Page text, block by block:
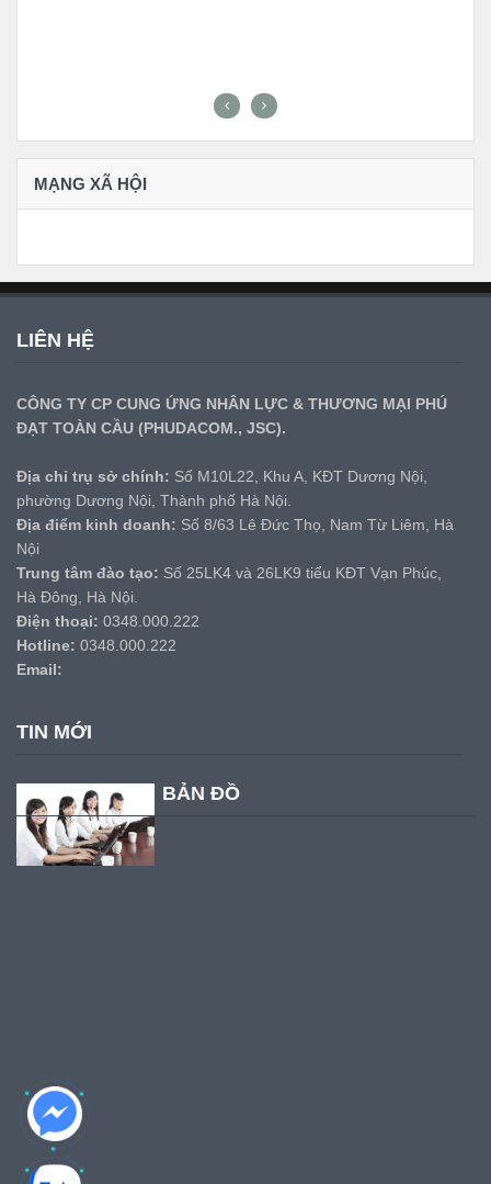
MẠNG XÃ HỘI
LIÊN HỆ
CÔNG TY CP CUNG ỨNG NHÂN LỰC & THƯƠNG MẠI PHÚ
ĐẠT TOÀN CẦU (PHUDACOM., JSC).
Địa chỉ trụ sở chính: Số M10L22, Khu A, KĐT Dương Nội,
phường Dương Nội, Thành phố Hà Nội.
Địa điểm kinh doanh: Số 8/63 Lê Đức Thọ, Nam Từ Liêm, Hà
Nội
Trung tâm đào tạo: Số 25LK4 và 26LK9 tiểu KĐT Vạn Phúc,
Hà Đông, Hà Nội.
Điện thoại: 0348.000.222
Hotline: 0348.000.222
Email:
TIN MỚI
BẢN ĐỒ